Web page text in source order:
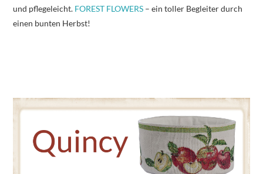
und pflegeleicht. FOREST FLOWERS – ein toller Begleiter durch
einen bunten Herbst!